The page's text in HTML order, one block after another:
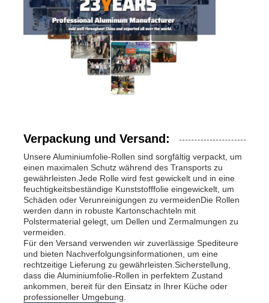
Verpackung und Versand:
Unsere Aluminiumfolie-Rollen sind sorgfältig verpackt, um
einen maximalen Schutz während des Transports zu
gewährleisten.Jede Rolle wird fest gewickelt und in eine
feuchtigkeitsbeständige Kunststofffolie eingewickelt, um
Schäden oder Verunreinigungen zu vermeidenDie Rollen
werden dann in robuste Kartonschachteln mit
Polstermaterial gelegt, um Dellen und Zermalmungen zu
vermeiden.
Für den Versand verwenden wir zuverlässige Spediteure
und bieten Nachverfolgungsinformationen, um eine
rechtzeitige Lieferung zu gewährleisten.Sicherstellung,
dass die Aluminiumfolie-Rollen in perfektem Zustand
ankommen, bereit für den Einsatz in Ihrer Küche oder
professioneller Umgebung.